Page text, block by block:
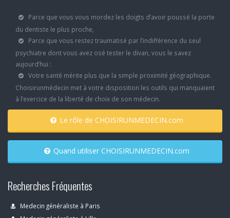
Parce que vous vous mordez les doigts d’avoir poussé la porte
du dentiste le plus proche,
Parce que vous restez traumatisé par l’indifférence du seul
psychiatre dont vous avez osé tester le divan, vous le savez
aujourd’hui :
Votre santé mérite plus que la simple proximité géographique.
Choisirunmédecin met à votre disposition les outils qui manquaient
à l’exercice de la liberté de choix de son médecin.
Le rôle de CHOISIRUNMEDECIN.com
Quand utiliser CHOISIRUNMEDECIN.com
Recherches Fréquentes
Medecin généraliste à Paris